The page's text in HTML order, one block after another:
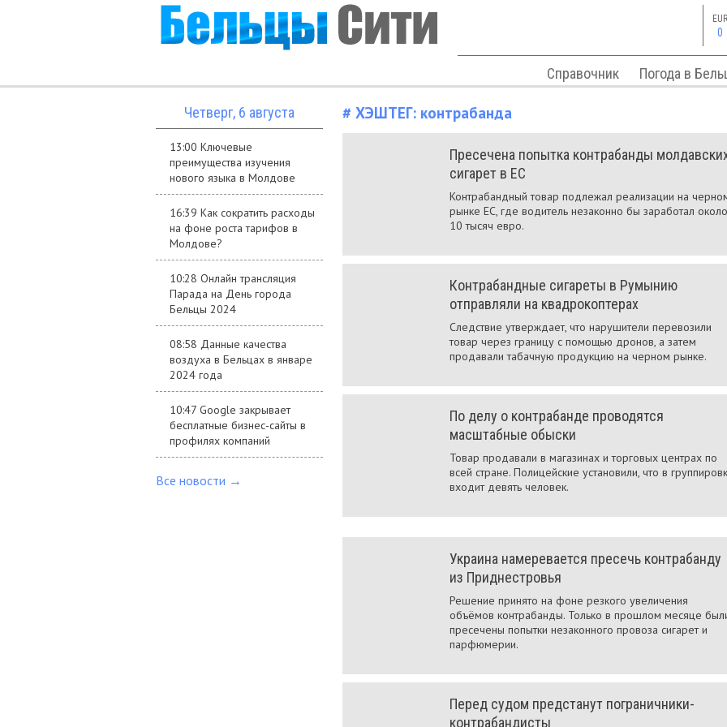
EUR
0
Справочник Погода в
Четверг, 6 августа
13:00 Ключевые
преимущества изучения
нового языка в Молдове
16:39 Как сократить расходы
на фоне роста тарифов в
Молдове?
10:28 Онлайн трансляция
Парада на День города
Бельцы 2024
08:58 Данные качества
воздуха в Бельцах в январе
2024 года
10:47 Google закрывает
бесплатные бизнес-сайты в
профилях компаний
Все новости →
# ХЭШТЕГ: контрабанда
Пресечена попытка контрабанды
сигарет в ЕС
Контрабандный товар подлежал реализации на
рынке ЕС, где водитель незаконно бы заработал около
10 тысяч евро.
Контрабандные сигареты в Румынию
отправляли на квадрокоптерах
Следствие утверждает, что нарушители перевозили
товар через границу с помощью дронов, а затем
продавали табачную продукцию на черном рынке.
По делу о контрабанде проводятся
масштабные обыски
Товар продавали в магазинах и торговых центрах по
всей стране. Полицейские установили, что в
входит девять человек.
Украина намеревается пресечь контрабанду
из Приднестровья
Решение принято на фоне резкого увеличения
объёмов контрабанды. Только в прошлом месяце
пресечены попытки незаконного провоза сигарет и
парфюмерии.
Перед судом предстанут пограничники-
контрабандисты